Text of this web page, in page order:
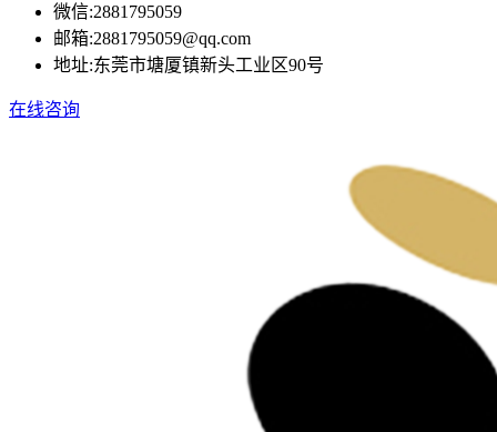
微信:2881795059
邮箱:2881795059@qq.com
地址:东莞市塘厦镇新头工业区90号
在线咨询